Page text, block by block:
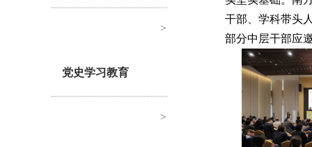
>
党史学习教育
>
干部、学科带头
部分中层干部应